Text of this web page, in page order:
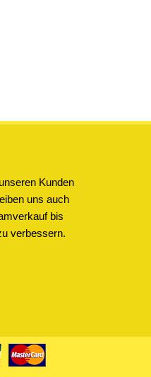
Kunden
uns auch
bis
verbessern.